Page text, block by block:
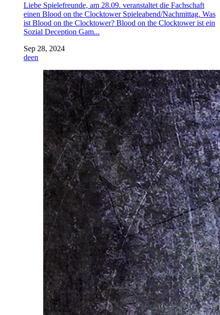
Liebe Spielefreunde, am 28.09. veranstaltet die Fachschaft
einen Blood on the Clocktower Spieleabend/Nachmittag. Was
ist Blood on the Clocktower? Blood on the Clocktower ist ein
Sozial Deception Gam...
Sep 28, 2024
deen